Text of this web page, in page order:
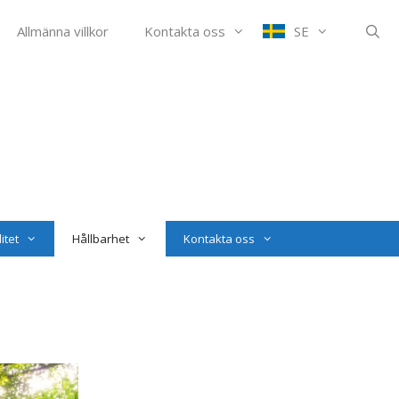
Allmänna villkor Kontakta oss SE
Hållbarhet Kontakta oss